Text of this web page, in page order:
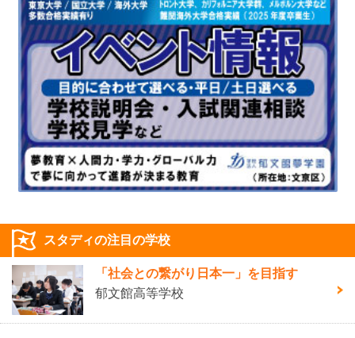
スタディの注目の学校
「社会との繋がり日本一」を目指す
郁文館高等学校